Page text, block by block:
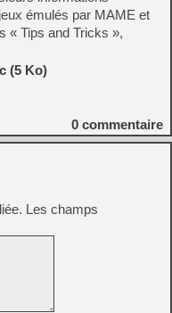
émulés par MAME et
« Tips and Tricks »,
(5 Ko)
0 commentaire
Les champs